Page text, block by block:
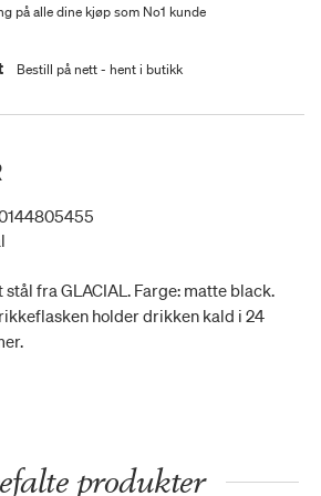
på alle dine kjøp som No1 kunde
Bestill på nett - hent i butikk
fra GLACIAL. Farge: matte black.
holder drikken kald i 24
produkter